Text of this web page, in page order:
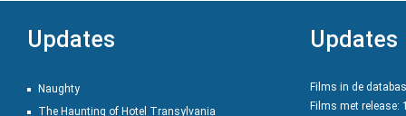
Updates
Naughty
The Haunting of Hotel Transylvania
Updates
Films in de
Films met release: